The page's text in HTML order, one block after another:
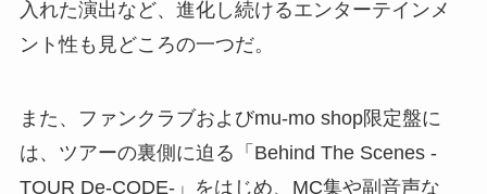
入れた演出など、進化し続けるエンターテインメ
ント性も見どころの一つだ。
また、ファンクラブおよびmu-mo shop限定盤に
は、ツアーの裏側に迫る「Behind The Scenes -
TOUR De-CODE-」をはじめ、MC集や副音声な